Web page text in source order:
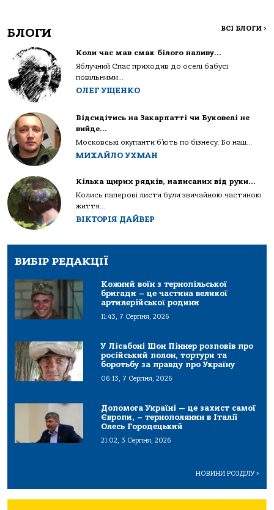
БЛОГИ ВСІ БЛОГИ >
Коли час мав смак білого наливу…
Яблучний Спас приходив до оселі бабусі
повільними...
ОЛЕГ УЩЕНКО
Відсидітись на Закарпатті чи Буковелі не
вийде…
Московські окупанти б’ють по бізнесу. Бо наш...
МИХАЙЛО УХМАН
Кілька щирих рядків, написаних від руки…
Колись паперові листи були звичайною частиною
життя...
ВІКТОРІЯ ДАЙВЕР
ВИБІР РЕДАКЦІЇ
Кожний воїн з тернопільської
бригади – це частина великої
артилерійської родини
11:43, 7 Серпня, 2026
У Лісабоні Шон Піннер розповів про
російський полон, тортури та
боротьбу за правду про Україну
06:13, 7 Серпня, 2026
Допомога Україні — це захист самої
Європи, – тернополянин в Італії
Олесь Городецький
21:02, 3 Серпня, 2026
НОВИНИ РОЗДІЛУ>